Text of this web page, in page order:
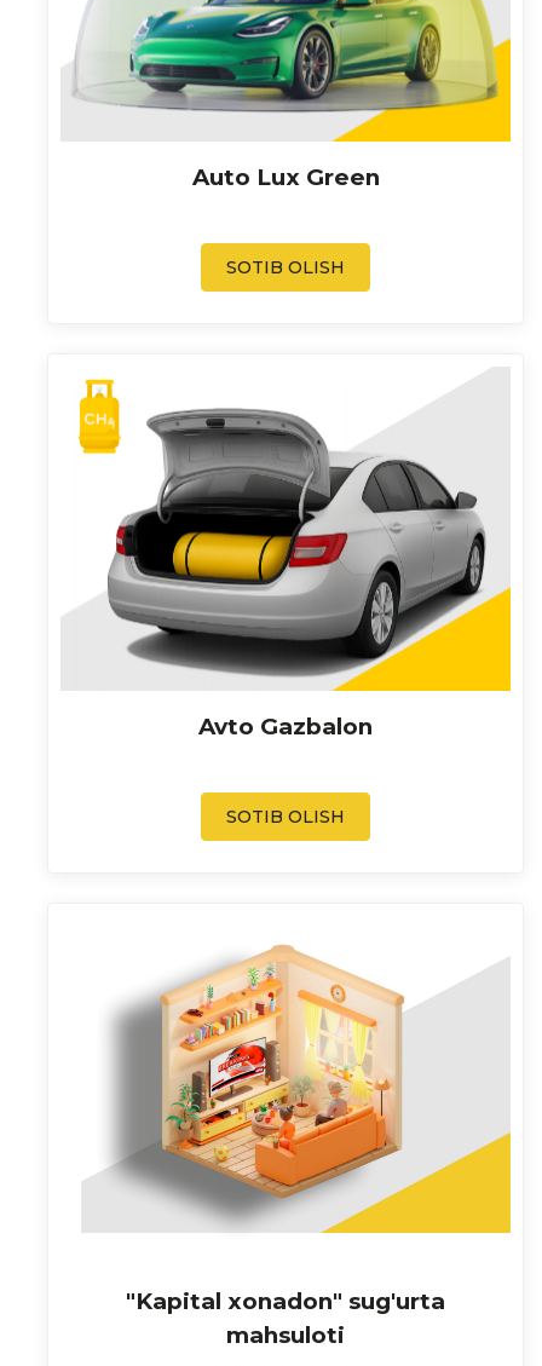
Auto Lux Green
SOTIB OLISH
Avto Gazbalon
SOTIB OLISH
"Kapital xonadon" sug'urta
mahsuloti